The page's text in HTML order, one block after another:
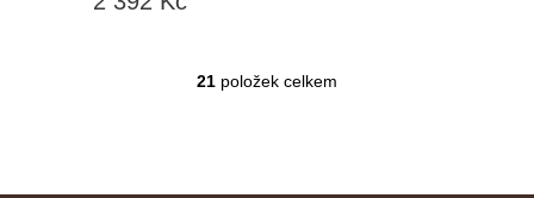
O
21 položek celkem